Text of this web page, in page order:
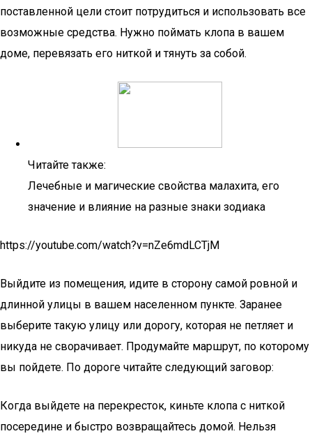
поставленной цели стоит потрудиться и использовать все
возможные средства. Нужно поймать клопа в вашем
доме, перевязать его ниткой и тянуть за собой.
Читайте также:
Лечебные и магические свойства малахита, его
значение и влияние на разные знаки зодиака
https://youtube.com/watch?v=nZe6mdLCTjM
Выйдите из помещения, идите в сторону самой ровной и
длинной улицы в вашем населенном пункте. Заранее
выберите такую улицу или дорогу, которая не петляет и
никуда не сворачивает. Продумайте маршрут, по которому
вы пойдете. По дороге читайте следующий заговор:
Когда выйдете на перекресток, киньте клопа с ниткой
посередине и быстро возвращайтесь домой. Нельзя